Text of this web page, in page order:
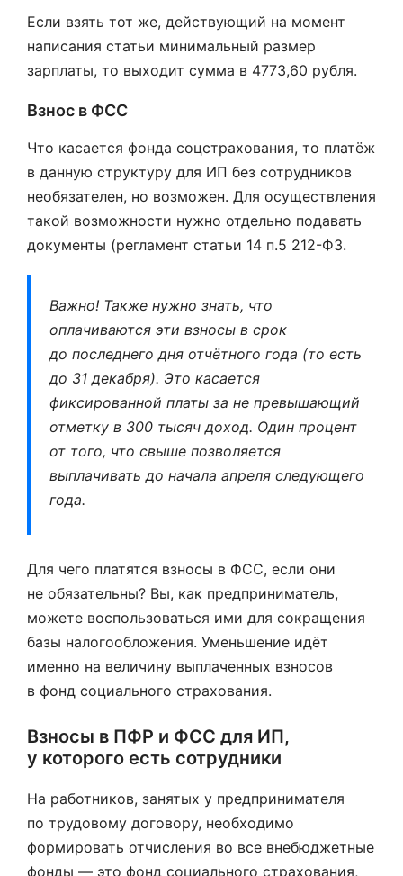
Если взять тот же, действующий на момент
написания статьи минимальный размер
зарплаты, то выходит сумма в 4773,60 рубля.
Взнос в ФСС
Что касается фонда соцстрахования, то платёж
в данную структуру для ИП без сотрудников
необязателен, но возможен. Для осуществления
такой возможности нужно отдельно подавать
документы (регламент статьи 14 п.5 212-ФЗ.
Важно! Также нужно знать, что
оплачиваются эти взносы в срок
до последнего дня отчётного года (то есть
до 31 декабря). Это касается
фиксированной платы за не превышающий
отметку в 300 тысяч доход. Один процент
от того, что свыше позволяется
выплачивать до начала апреля следующего
года.
Для чего платятся взносы в ФСС, если они
не обязательны? Вы, как предприниматель,
можете воспользоваться ими для сокращения
базы налогообложения. Уменьшение идёт
именно на величину выплаченных взносов
в фонд социального страхования.
Взносы в ПФР и ФСС для ИП,
у которого есть сотрудники
На работников, занятых у предпринимателя
по трудовому договору, необходимо
формировать отчисления во все внебюджетные
фонды — это фонд социального страхования,